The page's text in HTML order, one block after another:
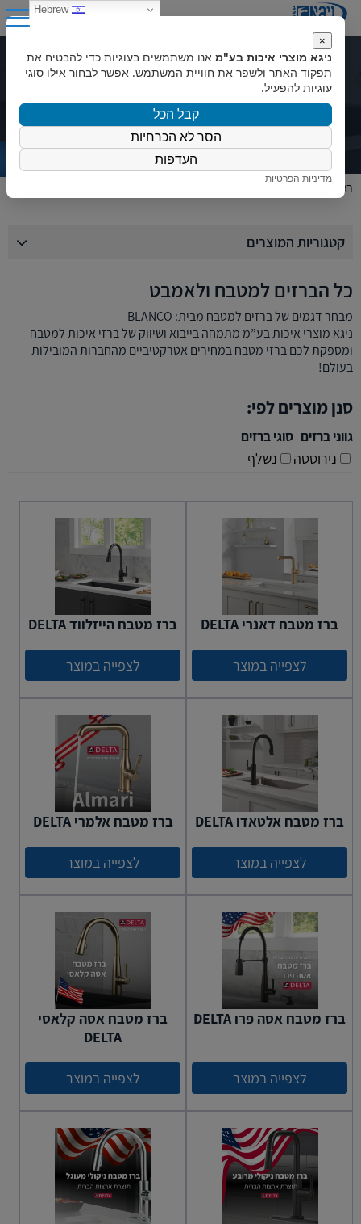
קטלוג מוצרים
ראשי
קטגוריות המוצרים
כל הברזים למטבח ולאמבט
מבחר דגמים של ברזים למטבח מבית: BLANCO
ניגא מוצרי איכות בע”מ מתמחה בייבוא ושיווק של ברזי איכות למטבח
ומספקת לכם ברזי מטבח במחירים אטרקטיביים מהחברות המובילות
בעולם!
סנן מוצרים לפי:
גווני ברזים
נירוסטה
סוגי ברזים
נשלף
ברז מטבח דאנרי DELTA
לצפייה במוצר
ברז מטבח הייזלווד DELTA
לצפייה במוצר
ברז מטבח אלטאדו DELTA
לצפייה במוצר
ברז מטבח אלמרי DELTA
לצפייה במוצר
ברז מטבח אסה פרו DELTA
לצפייה במוצר
ברז מטבח אסה קלאסי
DELTA
לצפייה במוצר
×
ניגא מוצרי איכות בע"מ אנו משתמשים בעוגיות כדי להבטיח את
תפקוד האתר ולשפר את חוויית המשתמש. אפשר לבחור אילו סוגי
עוגיות להפעיל.
קבל הכל
הסר לא הכרחיות
העדפות
מדיניות הפרטיות
Hebrew